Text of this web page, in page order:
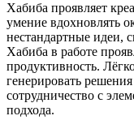
Хабиба проявляет
умение вдохновлять
нестандартные идеи,
Хабиба в работе
продуктивность.
генерировать
сотрудничество с
подхода.